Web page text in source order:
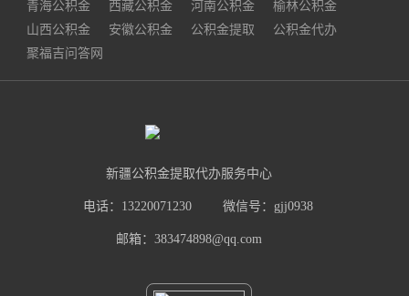
青海公积金
西藏公积金 河南公积金
榆林公积金
山西公积金
安徽公积金 公积金提取
公积金代办
聚福吉问答网
新疆公积金提取代办服务中心
电话：13220071230 微信号：gjj0938
邮箱：383474898@qq.com